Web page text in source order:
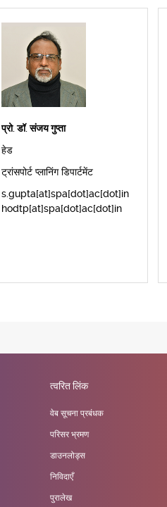
प्रो. डॉ. संजय गुप्ता
हेड
ट्रांसपोर्ट प्लानिंग डिपार्टमेंट
s.gupta[at]spa[dot]ac[dot]in
hodtp[at]spa[dot]ac[dot]in
त्वरित लिंक
वेब सूचना प्रबंधक
परिसर भ्रमण
डाउनलोड्स
निविदाएँ
पुरालेख